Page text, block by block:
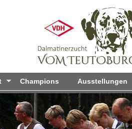
zum
Inhalt
Champions Ausstellungen